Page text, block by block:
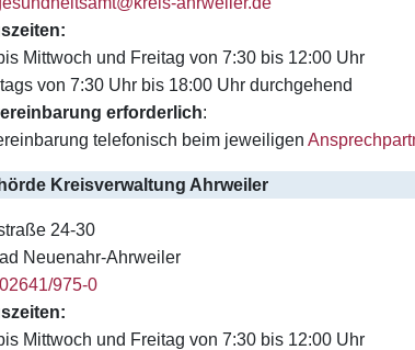
Mittwoch und Freitag von 7:30 bis 12:00 Uhr
von 7:30 Uhr bis 18:00 Uhr durchgehend
erforderlich:
telefonisch beim jeweiligen
Kreisverwaltung Ahrweiler
24-30
Neuenahr-Ahrweiler
02641/975-0
Mittwoch und Freitag von 7:30 bis 12:00 Uhr